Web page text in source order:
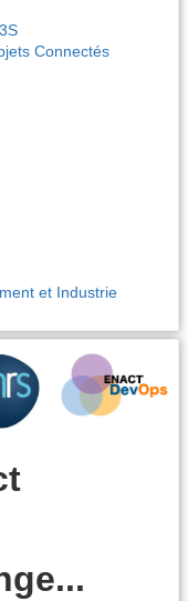
Connectés
et Industrie